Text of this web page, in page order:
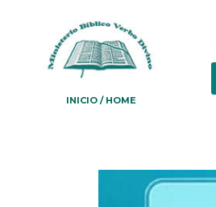
INICIO / HOME